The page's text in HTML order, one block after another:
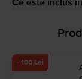
- 100 Lei